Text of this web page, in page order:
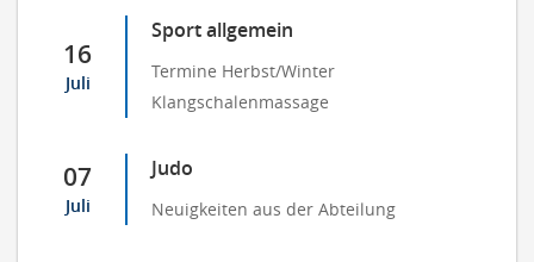
16
Juli
Sport allgemein
Termine Herbst/Winter
Klangschalenmassage
07
Juli
Judo
Neuigkeiten aus der Abteilung